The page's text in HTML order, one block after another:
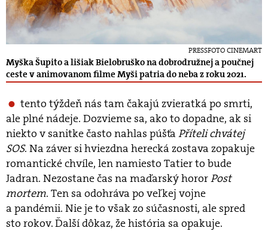
PRESSFOTO CINEMART
Myška Šupito a lišiak Bielobruško na dobrodružnej a poučnej
ceste v animovanom filme Myši patria do neba z roku 2021.
tento týždeň nás tamčakajú zvieratká po smrti,
ale plnénádeje. Dozvieme sa, ako to dopadne, ak si
niekto v sanitke často nahlas púšťaPříteli chvátej
SOS. Na záver si hviezdna herecká zostava zopakuje
romantickéchvíle, len namiesto Tatier to bude
Jadran. Nezostane čas na maďarský hororPost
mortem. Ten sa odohráva po veľkej vojne
a pandémii. Nie je to však zo súčasnosti, ale spred
sto rokov. Ďalší dôkaz, že história sa opakuje.